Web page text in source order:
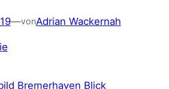
—vonAdrian Wackernah